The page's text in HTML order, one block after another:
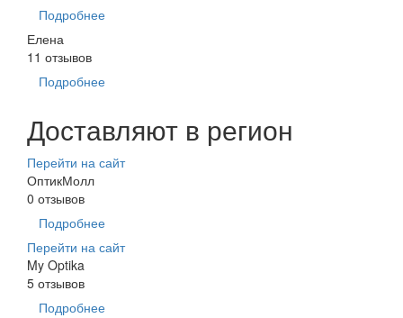
Подробнее
Елена
11 отзывов
Подробнее
Доставляют в регион
Перейти на сайт
ОптикМолл
0 отзывов
Подробнее
Перейти на сайт
My Optika
5 отзывов
Подробнее